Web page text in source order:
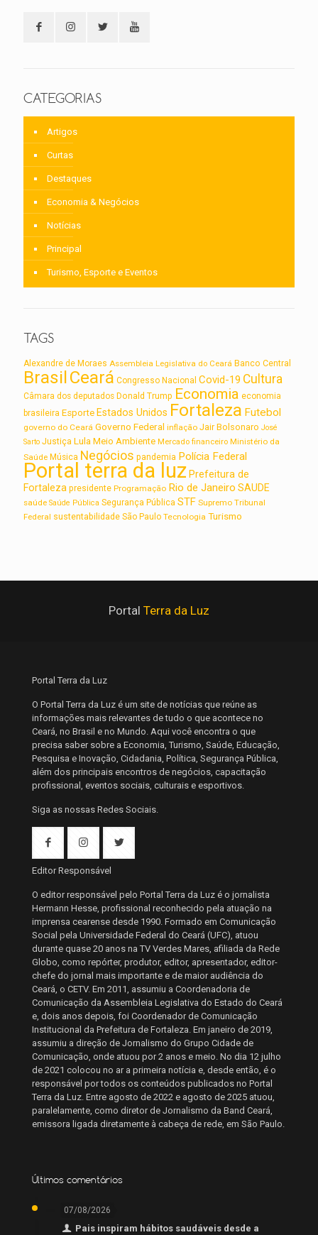
CATEGORIAS
Artigos
Curtas
Destaques
Economia & Negócios
Notícias
Principal
Turismo, Esporte e Eventos
TAGS
Alexandre de Moraes Assembleia Legislativa do Ceará Banco Central
BrasilCeará Congresso Nacional Covid-19 Cultura
Câmara dos deputados Donald Trump Economia economia
brasileira Esporte Estados Unidos Fortaleza Futebol
governo do Ceará Governo Federal inflação Jair Bolsonaro José
Sarto Justiça Lula Meio Ambiente Mercado financeiro Ministério da
Saúde Música Negócios pandemia Polícia Federal
Portal terra da luzPrefeitura de
Fortaleza presidente Programação Rio de Janeiro SAUDE
saúde Saúde Pública Segurança Pública STF Supremo Tribunal
Federal sustentabilidade São Paulo Tecnologia Turismo
Portal Terra da Luz
Portal Terra da Luz
O Portal Terra da Luz é um site de notícias que reúne as
informações mais relevantes de tudo o que acontece no
Ceará, no Brasil e no Mundo. Aqui você encontra o que
precisa saber sobre a Economia, Turismo, Saúde, Educação,
Pesquisa e Inovação, Cidadania, Política, Segurança Pública,
além dos principais encontros de negócios, capacitação
profissional, eventos sociais, culturais e esportivos.
Siga as nossas Redes Sociais.
Editor Responsável
O editor responsável pelo Portal Terra da Luz é o jornalista
Hermann Hesse, profissional reconhecido pela atuação na
imprensa cearense desde 1990. Formado em Comunicação
Social pela Universidade Federal do Ceará (UFC), atuou
durante quase 20 anos na TV Verdes Mares, afiliada da Rede
Globo, como repórter, produtor, editor, apresentador, editor-
chefe do jornal mais importante e de maior audiência do
Ceará, o CETV. Em 2011, assumiu a Coordenadoria de
Comunicação da Assembleia Legislativa do Estado do Ceará
e, dois anos depois, foi Coordenador de Comunicação
Institucional da Prefeitura de Fortaleza. Em janeiro de 2019,
assumiu a direção de Jornalismo do Grupo Cidade de
Comunicação, onde atuou por 2 anos e meio. No dia 12 julho
de 2021 colocou no ar a primeira notícia e, desde então, é o
responsável por todos os conteúdos publicados no Portal
Terra da Luz. Entre agosto de 2022 e agosto de 2025 atuou,
paralelamente, como diretor de Jornalismo da Band Ceará,
emissora ligada diretamente à cabeça de rede, em São Paulo.
Últimos comentários
07/08/2026
Pais inspiram hábitos saudáveis desde a